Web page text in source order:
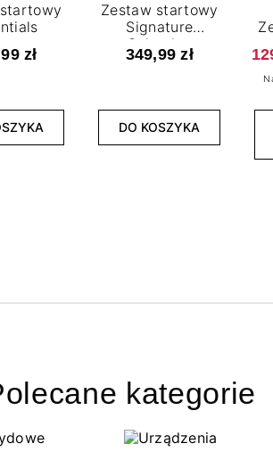
zł
Zestaw startowy
Signature
Selection
349,99 zł
DO KOSZYKA
kategorie